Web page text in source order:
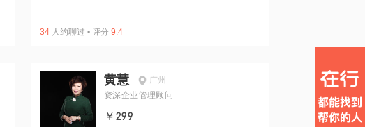
34 人约聊过 • 评分 9.4
黄慧
广州
资深企业管理顾问
￥299